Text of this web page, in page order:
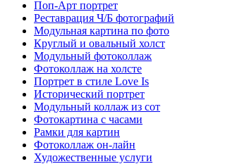
Поп-Арт портрет
Реставрация Ч/Б фотографий
Модульная картина по фото
Круглый и овальный холст
Модульный фотоколлаж
Фотоколлаж на холсте
Портрет в стиле Love Is
Исторический портрет
Модульный коллаж из сот
Фотокартина с часами
Рамки для картин
Фотоколлаж он-лайн
Художественные услуги